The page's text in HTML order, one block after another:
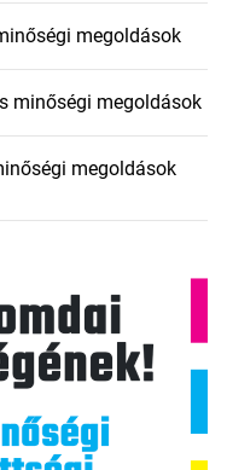
megoldások
minőségi megoldások
megoldások